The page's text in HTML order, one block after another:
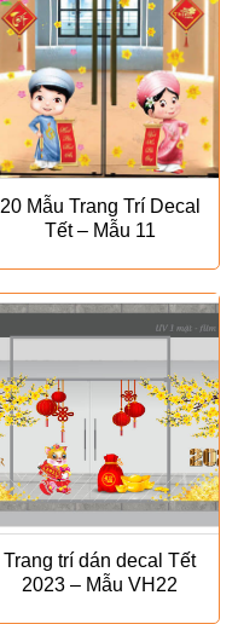
20 Mẫu Trang Trí Decal
Tết – Mẫu 11
Trang trí dán decal Tết
2023 – Mẫu VH22